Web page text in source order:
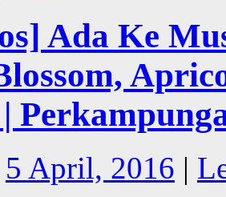
Ada Ke
5 April, 2016 |